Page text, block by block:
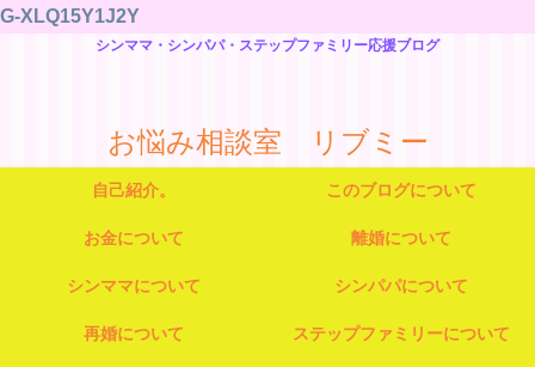
G-XLQ15Y1J2Y
シンママ・シンパパ・ステップファミリー応援ブログ
お悩み相談室 リブミー
自己紹介。 このブログについて
お金について 離婚について
シンママについて シンパパについて
再婚について ステップファミリーについて